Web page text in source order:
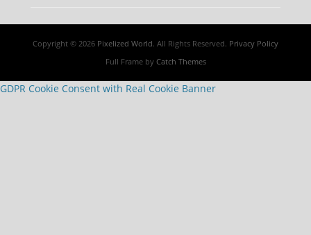
Copyright © 2026 Pixelized World. All Rights Reserved. Privacy Policy
Full Frame by Catch Themes
GDPR Cookie Consent with Real Cookie Banner